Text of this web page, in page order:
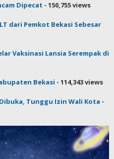
Dipecat - 150,755 views
dari Pemkot Bekasi Sebesar
Vaksinasi Lansia Serempak di
Bekasi - 114,343 views
Tunggu Izin Wali Kota -